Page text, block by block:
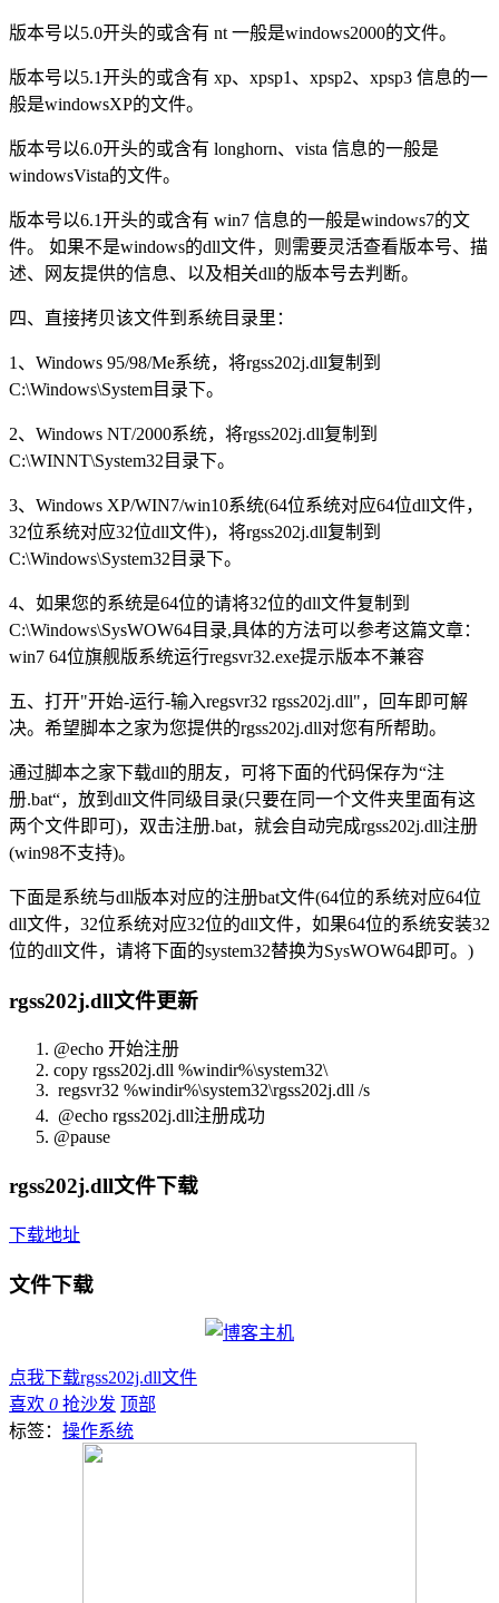
版本号以5.0开头的或含有 nt 一般是windows2000的文件。
版本号以5.1开头的或含有 xp、xpsp1、xpsp2、xpsp3 信息的一
般是windowsXP的文件。
版本号以6.0开头的或含有 longhorn、vista 信息的一般是
windowsVista的文件。
版本号以6.1开头的或含有 win7 信息的一般是windows7的文
件。 如果不是windows的dll文件，则需要灵活查看版本号、描
述、网友提供的信息、以及相关dll的版本号去判断。
四、直接拷贝该文件到系统目录里：
1、Windows 95/98/Me系统，将rgss202j.dll复制到
C:\Windows\System目录下。
2、Windows NT/2000系统，将rgss202j.dll复制到
C:\WINNT\System32目录下。
3、Windows XP/WIN7/win10系统(64位系统对应64位dll文件，
32位系统对应32位dll文件)，将rgss202j.dll复制到
C:\Windows\System32目录下。
4、如果您的系统是64位的请将32位的dll文件复制到
C:\Windows\SysWOW64目录,具体的方法可以参考这篇文章：
win7 64位旗舰版系统运行regsvr32.exe提示版本不兼容
五、打开"开始-运行-输入regsvr32 rgss202j.dll"，回车即可解
决。希望脚本之家为您提供的rgss202j.dll对您有所帮助。
通过脚本之家下载dll的朋友，可将下面的代码保存为“注
册.bat“，放到dll文件同级目录(只要在同一个文件夹里面有这
两个文件即可)，双击注册.bat，就会自动完成rgss202j.dll注册
(win98不支持)。
下面是系统与dll版本对应的注册bat文件(64位的系统对应64位
dll文件，32位系统对应32位的dll文件，如果64位的系统安装32
位的dll文件，请将下面的system32替换为SysWOW64即可。)
rgss202j.dll文件更新
@echo 开始注册
copy rgss202j.dll %windir%\system32\
regsvr32 %windir%\system32\rgss202j.dll /s
@echo rgss202j.dll注册成功
@pause
rgss202j.dll文件下载
下载地址
文件下载
点我下载rgss202j.dll文件
喜欢 0 抢沙发 顶部
标签： 操作系统